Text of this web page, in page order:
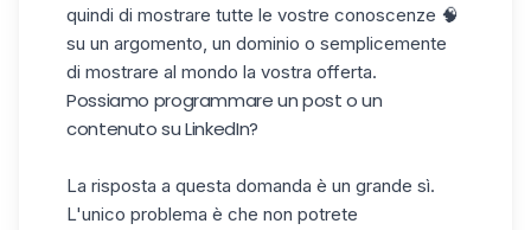
quindi di mostrare tutte le vostre conoscenze 🧠
su un argomento, un dominio o semplicemente
di mostrare al mondo la vostra offerta.
Possiamo programmare un post o un
contenuto su LinkedIn?
La risposta a questa domanda è un grande sì.
L'unico problema è che non potrete